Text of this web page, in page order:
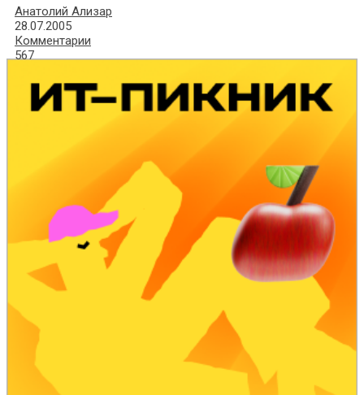
Анатолий Ализар
28.07.2005
Комментарии
567